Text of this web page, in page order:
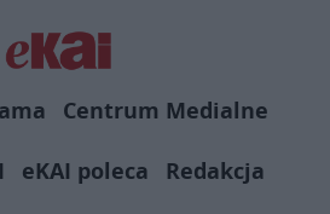
Centrum Medialne
eKAI poleca
Redakcja